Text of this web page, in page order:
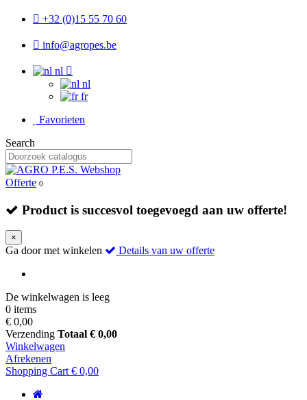
+32 (0)15 55 70 60
info@agropes.be
nl
nl
fr
Favorieten
Search
Offerte 0
Product is succesvol toegevoegd aan uw offerte!
×
Ga door met winkelen Details van uw offerte
De winkelwagen is leeg
0 items
€ 0,00
Verzending Totaal € 0,00
Winkelwagen
Afrekenen
Shopping Cart € 0,00